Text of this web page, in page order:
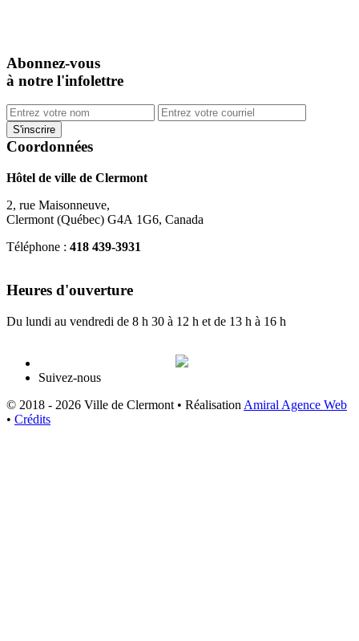
Abonnez-vous
à notre l'infolettre
Coordonnées
Hôtel de ville de Clermont
2, rue Maisonneuve,
Clermont (Québec) G4A 1G6, Canada
Téléphone : 418 439-3931
Heures d'ouverture
Du lundi au vendredi de 8 h 30 à 12 h et de 13 h à 16 h
Suivez-nous
© 2018 - 2026 Ville de Clermont • Réalisation Amiral Agence Web
• Crédits